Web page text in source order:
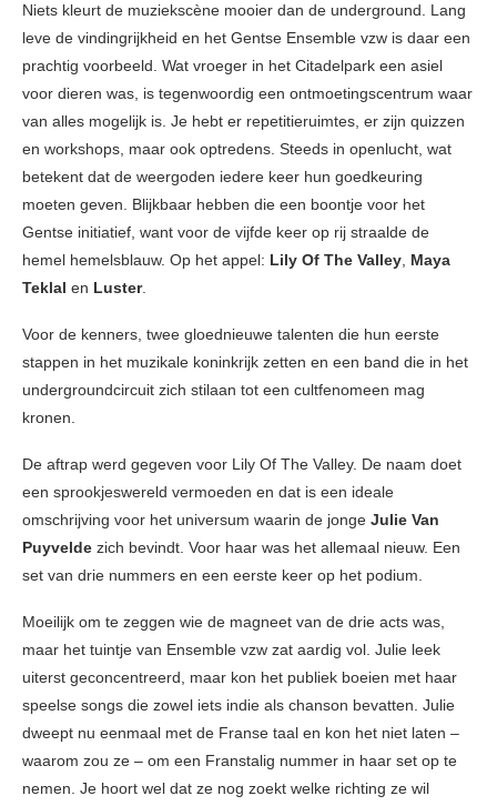
Niets kleurt de muziekscène mooier dan de underground. Lang
leve de vindingrijkheid en het Gentse Ensemble vzw is daar een
prachtig voorbeeld. Wat vroeger in het Citadelpark een asiel
voor dieren was, is tegenwoordig een ontmoetingscentrum waar
van alles mogelijk is. Je hebt er repetitieruimtes, er zijn quizzen
en workshops, maar ook optredens. Steeds in openlucht, wat
betekent dat de weergoden iedere keer hun goedkeuring
moeten geven. Blijkbaar hebben die een boontje voor het
Gentse initiatief, want voor de vijfde keer op rij straalde de
hemel hemelsblauw. Op het appel: Lily Of The Valley, Maya
Teklal en Luster.
Voor de kenners, twee gloednieuwe talenten die hun eerste
stappen in het muzikale koninkrijk zetten en een band die in het
undergroundcircuit zich stilaan tot een cultfenomeen mag
kronen.
De aftrap werd gegeven voor Lily Of The Valley. De naam doet
een sprookjeswereld vermoeden en dat is een ideale
omschrijving voor het universum waarin de jonge Julie Van
Puyvelde zich bevindt. Voor haar was het allemaal nieuw. Een
set van drie nummers en een eerste keer op het podium.
Moeilijk om te zeggen wie de magneet van de drie acts was,
maar het tuintje van Ensemble vzw zat aardig vol. Julie leek
uiterst geconcentreerd, maar kon het publiek boeien met haar
speelse songs die zowel iets indie als chanson bevatten. Julie
dweept nu eenmaal met de Franse taal en kon het niet laten –
waarom zou ze – om een Franstalig nummer in haar set op te
nemen. Je hoort wel dat ze nog zoekt welke richting ze wil